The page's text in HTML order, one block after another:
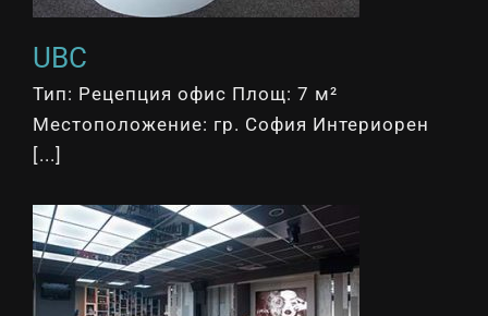
UBC
Тип: Рецепция офис Площ: 7 м²
Местоположение: гр. София Интериорен
[...]